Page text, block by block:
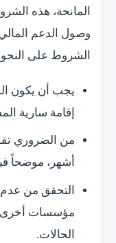
المانحة، هذه
وصول الدعم
الشروط على النحو
يجب أن يكون
إقامة سارية
أشهر، موضحاً
التحقق من
مؤسسات
الحالات.